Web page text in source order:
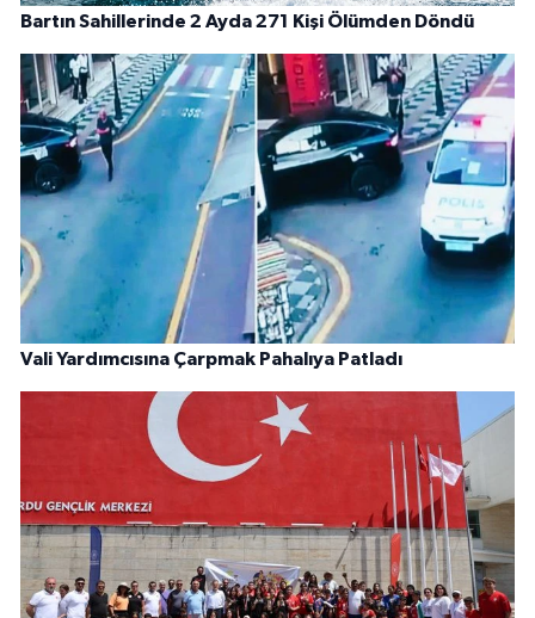
Bartın Sahillerinde 2 Ayda 271 Kişi Ölümden Döndü
Vali Yardımcısına Çarpmak Pahalıya Patladı